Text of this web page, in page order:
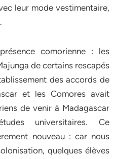
leur mode vestimentaire,
comorienne : les
de certains rescapés
des accords de
et les Comores avait
de venir à Madagascar
universitaires. Ce
nouveau : car nous
quelques élèves